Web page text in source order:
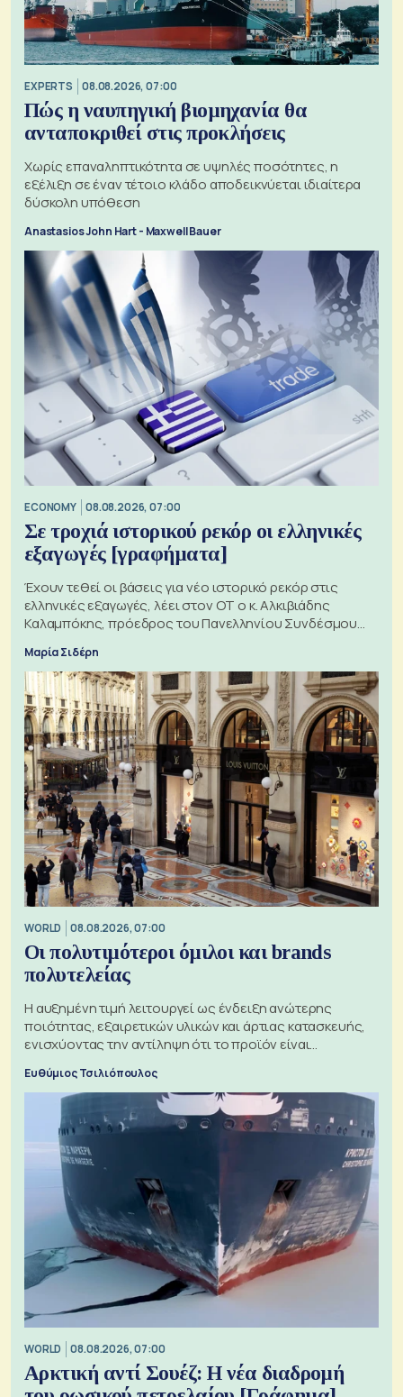
EXPERTS 08.08.2026, 07:00
Πώς η ναυπηγική βιομηχανία θα
ανταποκριθεί στις προκλήσεις
Χωρίς επαναληπτικότητα σε υψηλές ποσότητες, η
εξέλιξη σε έναν τέτοιο κλάδο αποδεικνύεται ιδιαίτερα
δύσκολη υπόθεση
Anastasios John Hart - Maxwell Bauer
ECONOMY 08.08.2026, 07:00
Σε τροχιά ιστορικού ρεκόρ οι ελληνικές
εξαγωγές [γραφήματα]
Έχουν τεθεί οι βάσεις για νέο ιστορικό ρεκόρ στις
ελληνικές εξαγωγές, λέει στον ΟΤ ο κ. Αλκιβιάδης
Καλαμπόκης, πρόεδρος του Πανελληνίου Συνδέσμου
Μαρία Σιδέρη
WORLD 08.08.2026, 07:00
Οι πολυτιμότεροι όμιλοι και brands
πολυτελείας
Η αυξημένη τιμή λειτουργεί ως ένδειξη ανώτερης
ποιότητας, εξαιρετικών υλικών και άρτιας κατασκευής,
ενισχύοντας την αντίληψη ότι το προϊόν είναι
Ευθύμιος Τσιλιόπουλος
WORLD 08.08.2026, 07:00
Αρκτική αντί Σουέζ: Η νέα διαδρομή